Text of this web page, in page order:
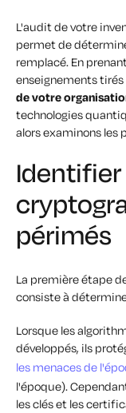
L'audit de votre
permet de
remplacé. En
enseignements
de votre
technologies
alors examinons les
périmés
La première étape
consiste à
Lorsque les
développés, ils
les menaces de
l'époque).
les clés et les